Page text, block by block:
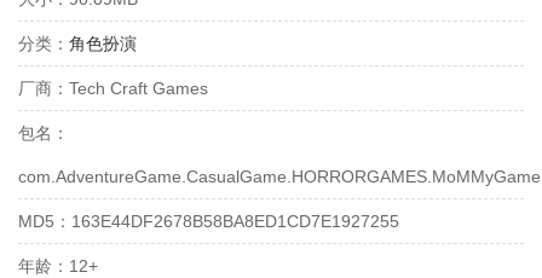
分类： 角色扮演
厂商： Tech Craft Games
包名：
com.AdventureGame.CasualGame.HORRORGAMES.MoMMyGame
MD5： 163E44DF2678B58BA8ED1CD7E1927255
年龄： 12+